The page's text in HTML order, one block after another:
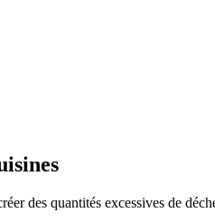
des quantités excessives de